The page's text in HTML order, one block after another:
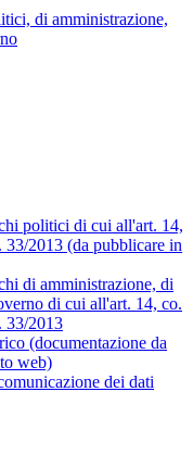
di amministrazione,
politici di cui all'art. 14,
33/2013 (da pubblicare in
di amministrazione, di
di cui all'art. 14, co.
33/2013
(documentazione da
web)
dei dati